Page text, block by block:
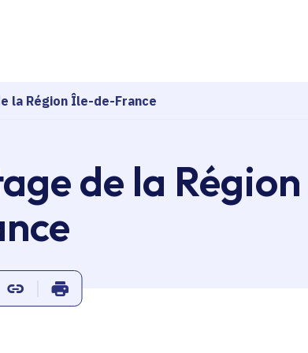
la Région Île-de-France
de la Région
sur Twitter
sur Linkedin
Copier dans le presse-papier
Imprimer